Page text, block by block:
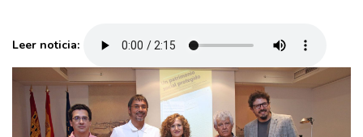
Leer noticia: